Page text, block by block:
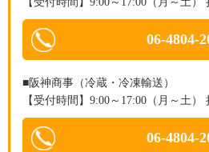
06-4804-
■阪神商事（冷蔵・冷凍輸送）
【受付時間】9:00～17:00（月～土）
06-4804-